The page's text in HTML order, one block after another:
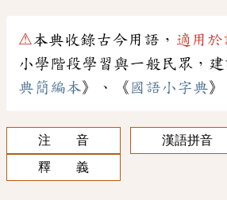
⚠本典收錄古今用語， 適用
小學階段學習與一般民眾，
典簡編本》、《 國語小字典》
注 音
漢語拼音
釋 義